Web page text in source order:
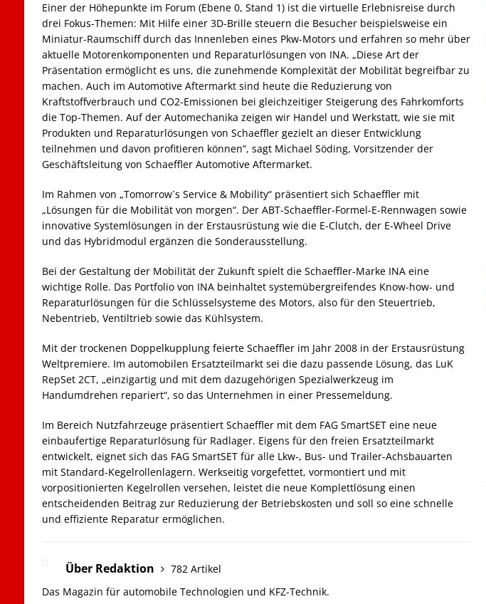
Einer der Höhepunkte im Forum (Ebene 0, Stand 1) ist die virtuelle Erlebnisreise durch
drei Fokus-Themen: Mit Hilfe einer 3D-Brille steuern die Besucher beispielsweise ein
Miniatur-Raumschiff durch das Innenleben eines Pkw-Motors und erfahren so mehr über
aktuelle Motorenkomponenten und Reparaturlösungen von INA. „Diese Art der
Präsentation ermöglicht es uns, die zunehmende Komplexität der Mobilität begreifbar zu
machen. Auch im Automotive Aftermarkt sind heute die Reduzierung von
Kraftstoffverbrauch und CO2-Emissionen bei gleichzeitiger Steigerung des Fahrkomforts
die Top-Themen. Auf der Automechanika zeigen wir Handel und Werkstatt, wie sie mit
Produkten und Reparaturlösungen von Schaeffler gezielt an dieser Entwicklung
teilnehmen und davon profitieren können“, sagt Michael Söding, Vorsitzender der
Geschäftsleitung von Schaeffler Automotive Aftermarket.
Im Rahmen von „Tomorrow´s Service & Mobility“ präsentiert sich Schaeffler mit
„Lösungen für die Mobilität von morgen“. Der ABT-Schaeffler-Formel-E-Rennwagen sowie
innovative Systemlösungen in der Erstausrüstung wie die E-Clutch, der E-Wheel Drive
und das Hybridmodul ergänzen die Sonderausstellung.
Bei der Gestaltung der Mobilität der Zukunft spielt die Schaeffler-Marke INA eine
wichtige Rolle. Das Portfolio von INA beinhaltet systemübergreifendes Know-how- und
Reparaturlösungen für die Schlüsselsysteme des Motors, also für den Steuertrieb,
Nebentrieb, Ventiltrieb sowie das Kühlsystem.
Mit der trockenen Doppelkupplung feierte Schaeffler im Jahr 2008 in der Erstausrüstung
Weltpremiere. Im automobilen Ersatzteilmarkt sei die dazu passende Lösung, das LuK
RepSet 2CT, „einzigartig und mit dem dazugehörigen Spezialwerkzeug im
Handumdrehen repariert“, so das Unternehmen in einer Pressemeldung.
Im Bereich Nutzfahrzeuge präsentiert Schaeffler mit dem FAG SmartSET eine neue
einbaufertige Reparaturlösung für Radlager. Eigens für den freien Ersatzteilmarkt
entwickelt, eignet sich das FAG SmartSET für alle Lkw-, Bus- und Trailer-Achsbauarten
mit Standard-Kegelrollenlagern. Werkseitig vorgefettet, vormontiert und mit
vorpositionierten Kegelrollen versehen, leistet die neue Komplettlösung einen
entscheidenden Beitrag zur Reduzierung der Betriebskosten und soll so eine schnelle
und effiziente Reparatur ermöglichen.
Über Redaktion
782 Artikel
Das Magazin für automobile Technologien und KFZ-Technik.